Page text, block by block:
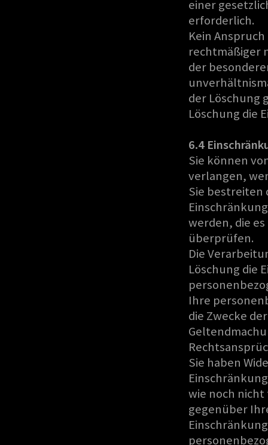
einer
erforderlich.
Kein
rechtmäßiger
der
der Löschung
Löschung die
6.4
Sie können
verlangen,
Sie bestreiten
werden, die
überprüfen.
Die
Löschung die
Ihre
die Zwecke
Sie haben
wie noch
gegenüber